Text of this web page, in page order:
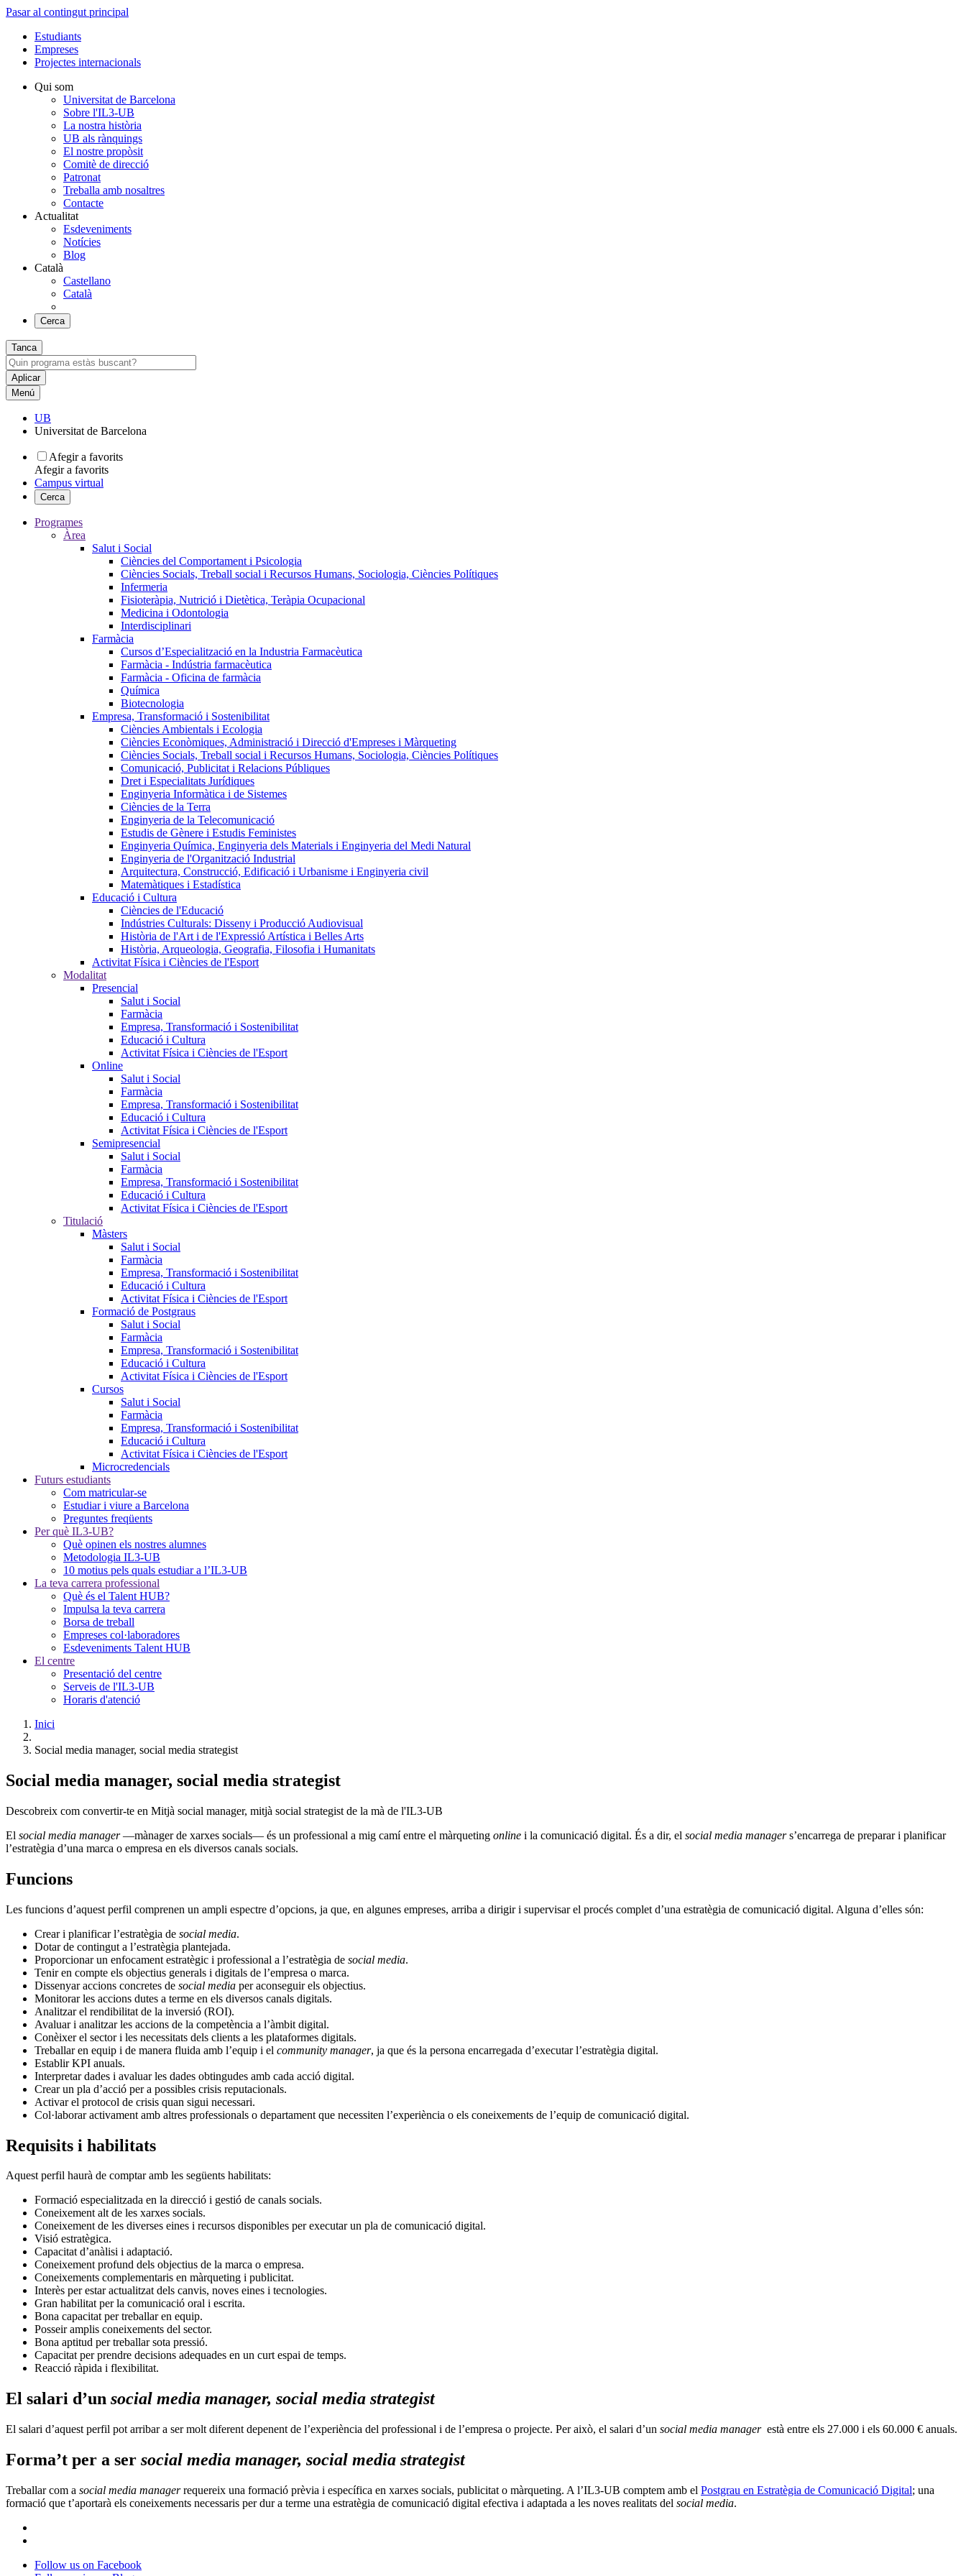
Pasar al contingut principal
Estudiants
Empreses
Projectes internacionals
Qui som
Universitat de Barcelona
Sobre l'IL3-UB
La nostra història
UB als rànquings
El nostre propòsit
Comitè de direcció
Patronat
Treballa amb nosaltres
Contacte
Actualitat
Esdeveniments
Notícies
Blog
Català
Castellano
Català
Cerca
Tanca
Menú
UB
Universitat de Barcelona
Afegir a favorits
Afegir a favorits
Campus virtual
Cerca
Programes
Àrea
Salut i Social
Ciències del Comportament i Psicologia
Ciències Socials, Treball social i Recursos Humans, Sociologia, Ciències Polítiques
Infermeria
Fisioteràpia, Nutrició i Dietètica, Teràpia Ocupacional
Medicina i Odontologia
Interdisciplinari
Farmàcia
Cursos d’Especialització en la Industria Farmacèutica
Farmàcia - Indústria farmacèutica
Farmàcia - Oficina de farmàcia
Química
Biotecnologia
Empresa, Transformació i Sostenibilitat
Ciències Ambientals i Ecologia
Ciències Econòmiques, Administració i Direcció d'Empreses i Màrqueting
Ciències Socials, Treball social i Recursos Humans, Sociologia, Ciències Polítiques
Comunicació, Publicitat i Relacions Públiques
Dret i Especialitats Jurídiques
Enginyeria Informàtica i de Sistemes
Ciències de la Terra
Enginyeria de la Telecomunicació
Estudis de Gènere i Estudis Feministes
Enginyeria Química, Enginyeria dels Materials i Enginyeria del Medi Natural
Enginyeria de l'Organització Industrial
Arquitectura, Construcció, Edificació i Urbanisme i Enginyeria civil
Matemàtiques i Estadística
Educació i Cultura
Ciències de l'Educació
Indústries Culturals: Disseny i Producció Audiovisual
Història de l'Art i de l'Expressió Artística i Belles Arts
Història, Arqueologia, Geografia, Filosofia i Humanitats
Activitat Física i Ciències de l'Esport
Modalitat
Presencial
Salut i Social
Farmàcia
Empresa, Transformació i Sostenibilitat
Educació i Cultura
Activitat Física i Ciències de l'Esport
Online
Salut i Social
Farmàcia
Empresa, Transformació i Sostenibilitat
Educació i Cultura
Activitat Física i Ciències de l'Esport
Semipresencial
Salut i Social
Farmàcia
Empresa, Transformació i Sostenibilitat
Educació i Cultura
Activitat Física i Ciències de l'Esport
Titulació
Màsters
Salut i Social
Farmàcia
Empresa, Transformació i Sostenibilitat
Educació i Cultura
Activitat Física i Ciències de l'Esport
Formació de Postgraus
Salut i Social
Farmàcia
Empresa, Transformació i Sostenibilitat
Educació i Cultura
Activitat Física i Ciències de l'Esport
Cursos
Salut i Social
Farmàcia
Empresa, Transformació i Sostenibilitat
Educació i Cultura
Activitat Física i Ciències de l'Esport
Microcredencials
Futurs estudiants
Com matricular-se
Estudiar i viure a Barcelona
Preguntes freqüents
Per què IL3-UB?
Què opinen els nostres alumnes
Metodologia IL3-UB
10 motius pels quals estudiar a l’IL3-UB
La teva carrera professional
Què és el Talent HUB?
Impulsa la teva carrera
Borsa de treball
Empreses col·laboradores
Esdeveniments Talent HUB
El centre
Presentació del centre
Serveis de l'IL3-UB
Horaris d'atenció
Inici
Social media manager, social media strategist
Social media manager, social media strategist
Descobreix com convertir-te en Mitjà social manager, mitjà social strategist de la mà de l'IL3-UB
El social media manager—mànager de xarxes socials— és un professional a mig camí entre el màrqueting online i la comunicació digital. És a dir, el social media managers’encarrega de preparar i planificar
l’estratègia d’una marca o empresa en els diversos canals socials.
Funcions
Les funcions d’aquest perfil comprenen un ampli espectre d’opcions, ja que, en algunes empreses, arriba a dirigir i supervisar el procés complet d’una estratègia de comunicació digital. Alguna d’elles són:
Crear i planificar l’estratègia de social media.
Dotar de contingut a l’estratègia plantejada.
Proporcionar un enfocament estratègic i professional a l’estratègia de social media.
Tenir en compte els objectius generals i digitals de l’empresa o marca.
Dissenyar accions concretes de social media per aconseguir els objectius.
Monitorar les accions dutes a terme en els diversos canals digitals.
Analitzar el rendibilitat de la inversió (ROI).
Avaluar i analitzar les accions de la competència a l’àmbit digital.
Conèixer el sector i les necessitats dels clients a les plataformes digitals.
Treballar en equip i de manera fluida amb l’equip i el community manager, ja que és la persona encarregada d’executar l’estratègia digital.
Establir KPI anuals.
Interpretar dades i avaluar les dades obtingudes amb cada acció digital.
Crear un pla d’acció per a possibles crisis reputacionals.
Activar el protocol de crisis quan sigui necessari.
Col·laborar activament amb altres professionals o departament que necessiten l’experiència o els coneixements de l’equip de comunicació digital.
Requisits i habilitats
Aquest perfil haurà de comptar amb les següents habilitats:
Formació especialitzada en la direcció i gestió de canals socials.
Coneixement alt de les xarxes socials.
Coneixement de les diverses eines i recursos disponibles per executar un pla de comunicació digital.
Visió estratègica.
Capacitat d’anàlisi i adaptació.
Coneixement profund dels objectius de la marca o empresa.
Coneixements complementaris en màrqueting i publicitat.
Interès per estar actualitzat dels canvis, noves eines i tecnologies.
Gran habilitat per la comunicació oral i escrita.
Bona capacitat per treballar en equip.
Posseir amplis coneixements del sector.
Bona aptitud per treballar sota pressió.
Capacitat per prendre decisions adequades en un curt espai de temps.
Reacció ràpida i flexibilitat.
El salari d’un social media manager, social media strategist
El salari d’aquest perfil pot arribar a ser molt diferent depenent de l’experiència del professional i de l’empresa o projecte. Per això, el salari d’un social media manager està entre els 27.000 i els 60.000 € anuals.
Forma’t per a ser social media manager, social media strategist
Treballar com a social media managerrequereix una formació prèvia i específica en xarxes socials, publicitat o màrqueting. A l’IL3-UB comptem amb el Postgrau en Estratègia de Comunicació Digital; una
formació que t’aportarà els coneixements necessaris per dur a terme una estratègia de comunicació digital efectiva i adaptada a les noves realitats del social media.
Follow us on Facebook